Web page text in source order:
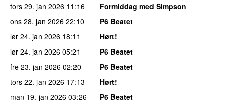
tors 29. jan 2026 11:16
Formiddag med Simpson
ons 28. jan 2026 22:10
P6 Beatet
lør 24. jan 2026 18:11
Hørt!
lør 24. jan 2026 05:21
P6 Beatet
fre 23. jan 2026 02:20
P6 Beatet
tors 22. jan 2026 17:13
Hørt!
man 19. jan 2026 03:26
P6 Beatet